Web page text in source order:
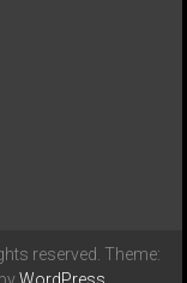
reserved. Theme:
WordPress